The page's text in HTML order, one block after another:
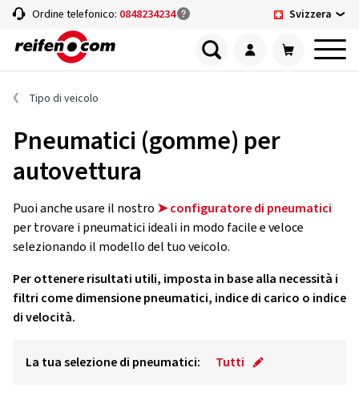
Ordine telefonico: 0848234234 Svizzera
Tipo di veicolo
Pneumatici (gomme) per
autovettura
Puoi anche usare il nostro ➤ configuratore di pneumatici
per trovare i pneumatici ideali in modo facile e veloce
selezionando il modello del tuo veicolo.
Per ottenere risultati utili, imposta in base alla necessità i
filtri come dimensione pneumatici, indice di carico o indice
di velocità.
La tua selezione di pneumatici: Tutti